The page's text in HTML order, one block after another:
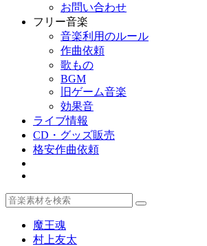
お問い合わせ
フリー音楽
音楽利用のルール
作曲依頼
歌もの
BGM
旧ゲーム音楽
効果音
ライブ情報
CD・グッズ販売
格安作曲依頼
魔王魂
村上友太